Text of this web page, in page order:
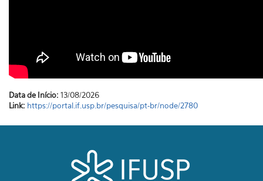
Data de Início: 13/08/2026
Link: https://portal.if.usp.br/pesquisa/pt-br/node/2780